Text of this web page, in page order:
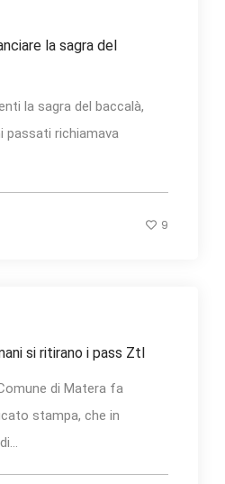
la sagra del
la sagra del baccalà,
passati richiamava
9
si ritirano i pass Ztl
di Matera fa
stampa, che in